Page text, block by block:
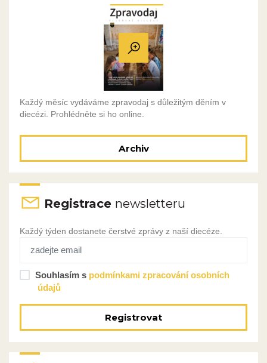
Každý měsíc vydáváme zpravodaj s důležitým děním v
diecézi. Prohlédněte si ho online.
Archiv
Registrace newsletteru
Každý týden dostanete čerstvé zprávy z naší diecéze.
Souhlasím s podmínkami zpracování osobních
údajů
Registrovat